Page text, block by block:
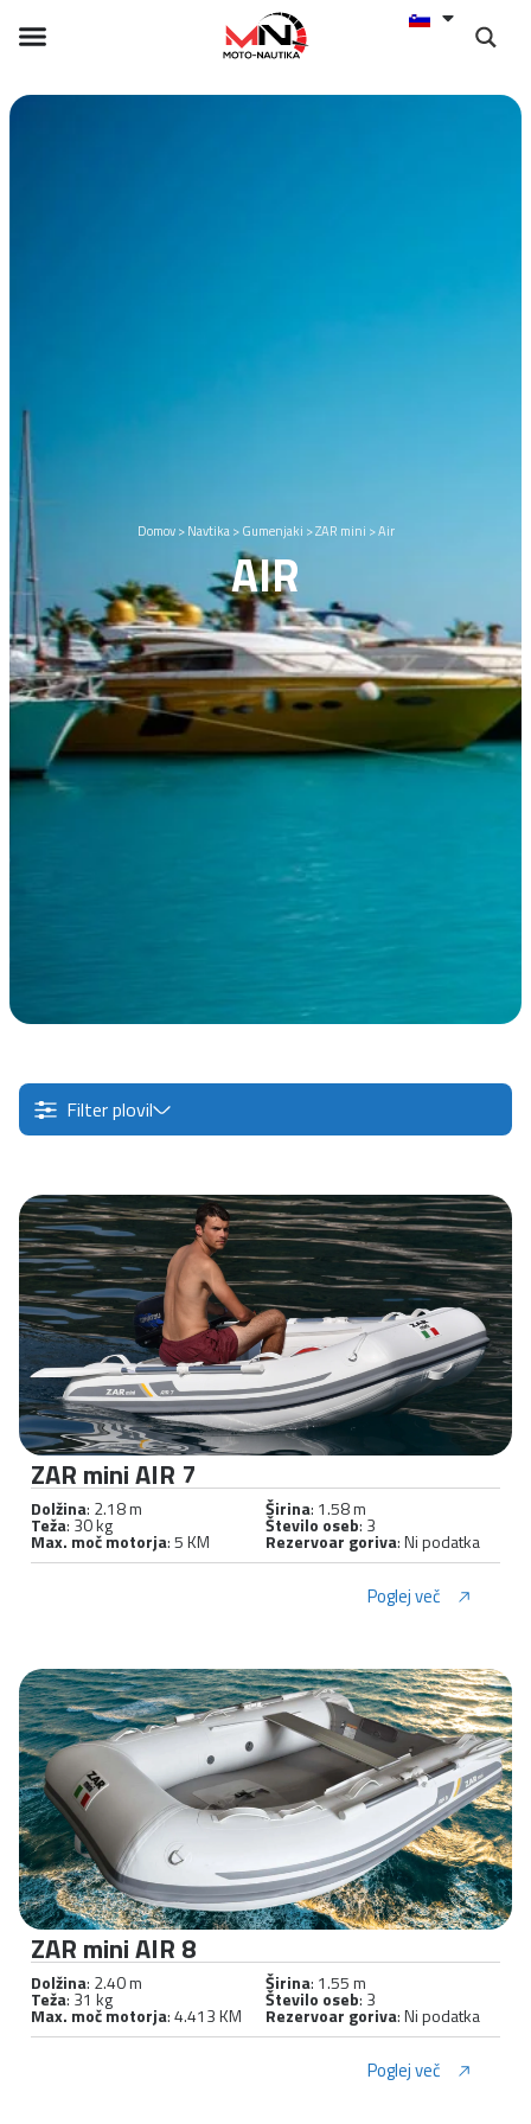
Domov>Navtika>Gumenjaki >ZAR mini >Air
AIR
Filter plovil
ZAR mini AIR 7
Dolžina: 2.18 m Širina: 1.58 m
Teža: 30 kg Število oseb: 3
Max. moč motorja: 5 KM Rezervoar goriva: Ni podatka
Poglej več
ZAR mini AIR 8
Dolžina: 2.40 m Širina: 1.55 m
Teža: 31 kg Število oseb: 3
Max. moč motorja: 4.413 KM Rezervoar goriva: Ni podatka
Poglej več